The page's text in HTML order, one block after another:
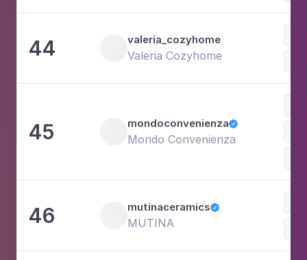
44 valeria_cozyhome
Valeria Cozyhome
45 mondoconvenienza
Mondo Convenienza
46 mutinaceramics
MUTINA